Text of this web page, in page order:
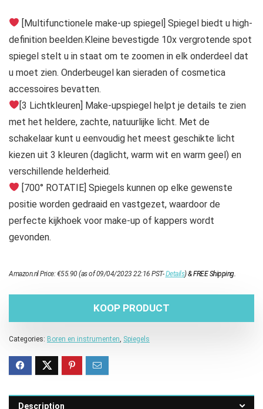
[Multifunctionele make-up spiegel] Spiegel biedt u high-
definition beelden.Kleine bevestigde 10x vergrotende spot
spiegel stelt u in staat om te zoomen in elk onderdeel dat
u moet zien. Onderbeugel kan sieraden of cosmetica
accessoires bevatten.
[3 Lichtkleuren] Make-upspiegel helpt je details te zien
met het heldere, zachte, natuurlijke licht. Met de
schakelaar kunt u eenvoudig het meest geschikte licht
kiezen uit 3 kleuren (daglicht, warm wit en warm geel) en
verschillende helderheid.
[700° ROTATIE] Spiegels kunnen op elke gewenste
positie worden gedraaid en vastgezet, waardoor de
perfecte kijkhoek voor make-up of kappers wordt
gevonden.
Amazon.nl Price:€55.90(as of 09/04/2023 22:16 PST-Details)&FREE Shipping.
KOOP PRODUCT
Categories: Boren en instrumenten Spiegels
Description